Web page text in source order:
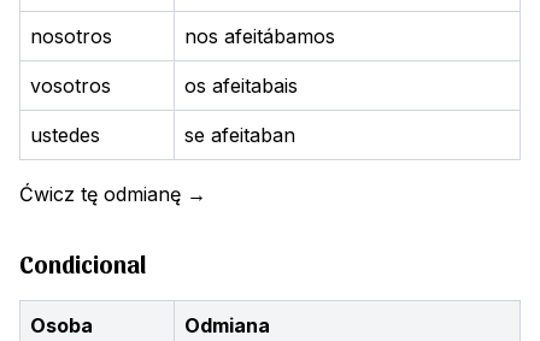
nosotros nos afeitábamos
vosotros os afeitabais
ustedes se afeitaban
Ćwicz tę odmianę →
Condicional
Osoba Odmiana